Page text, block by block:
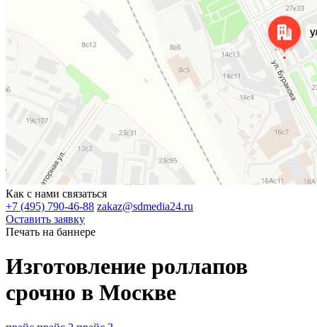
Как с нами связаться
+7 (495) 790-46-88 zakaz@sdmedia24.ru
Оставить заявку
Печать на баннере
Изготовление роллапов
срочно в Москве